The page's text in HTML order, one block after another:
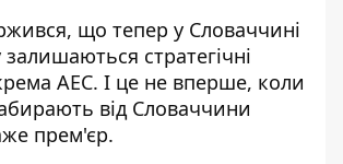
що тепер у Словаччині
залишаються стратегічні
АЕС. І це не вперше, коли
від Словаччини
прем'єр.